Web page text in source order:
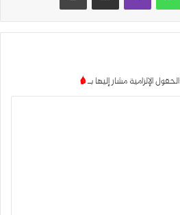
الحقول الإلزامية مشار إليها بـ*